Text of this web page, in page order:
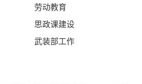
劳动教育
思政课建设
武装部工作